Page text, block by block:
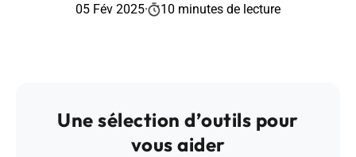
05 Fév 2025· 10 minutes de lecture
Une sélection d’outils pour
vous aider